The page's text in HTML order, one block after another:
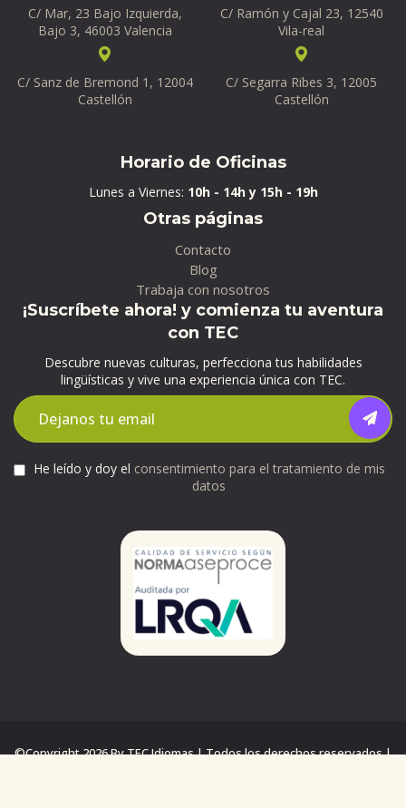
C/ Mar, 23 Bajo Izquierda,
Bajo 3, 46003 Valencia
C/ Ramón y Cajal 23, 12540
Vila-real
C/ Sanz de Bremond 1, 12004
Castellón
C/ Segarra Ribes 3, 12005
Castellón
Horario de Oficinas
Lunes a Viernes: 10h - 14h y 15h - 19h
Otras páginas
Contacto
Blog
Trabaja con nosotros
¡Suscríbete ahora! y comienza tu aventura
con TEC
Descubre nuevas culturas, perfecciona tus habilidades
lingüísticas y vive una experiencia única con TEC.
He leído y doy el consentimiento para el tratamiento de mis
datos
©Copyright 2026 By TEC Idiomas | Todos los derechos reservados |